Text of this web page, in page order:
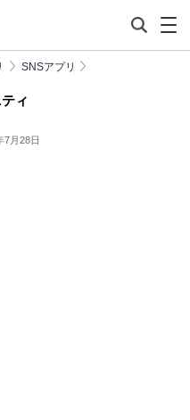
SNSアプリ
ィ
7月28日